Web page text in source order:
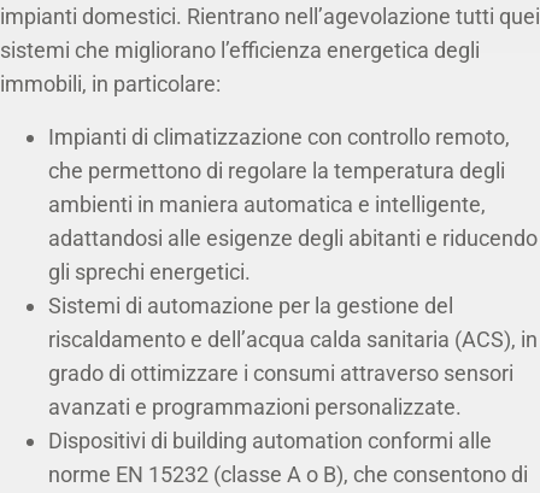
impianti domestici. Rientrano nell’agevolazione tutti quei
sistemi che migliorano l’efficienza energetica degli
immobili, in particolare:
Impianti di climatizzazione con controllo remoto,
che permettono di regolare la temperatura degli
ambienti in maniera automatica e intelligente,
adattandosi alle esigenze degli abitanti e riducendo
gli sprechi energetici.
Sistemi di automazione per la gestione del
riscaldamento e dell’acqua calda sanitaria (ACS), in
grado di ottimizzare i consumi attraverso sensori
avanzati e programmazioni personalizzate.
Dispositivi di building automation conformi alle
norme EN 15232 (classe A o B), che consentono di